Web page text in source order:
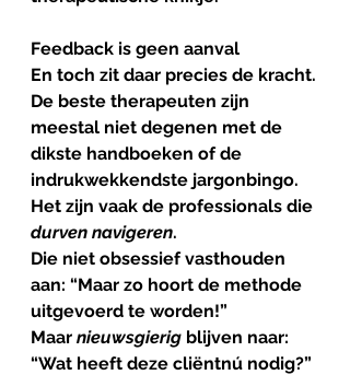
Feedback is geen aanval
En toch zit daar precies de kracht.
De beste therapeuten zijn
meestal niet degenen met de
dikste handboeken of de
indrukwekkendste jargonbingo.
Het zijn vaak de professionals die
durven navigeren.
Die niet obsessief vasthouden
aan: “Maar zo hoort de methode
uitgevoerd te worden!”
Maar nieuwsgierig blijven naar:
“Wat heeft deze cliëntnú nodig?”